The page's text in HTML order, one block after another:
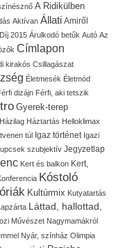
A Ridikülben
Aktívan Állati Amiről
2015 Árulkodó betűk Autó Az
Címlapon
kirakós Csillagászat
Életmesék Életmód
dizájn Férfi, aki tetszik
Gyerek-terep
Házilag Háztartás Helloklimax
túl Igaz történet Igazi
szubjektív Jegyzetlap
Kert és balkon Kert,
Kóstoló
Kultúrmix Kutyatartás
Láttad, hallottad,
Művészet Nagymamákról
Nyár, színház Olimpia